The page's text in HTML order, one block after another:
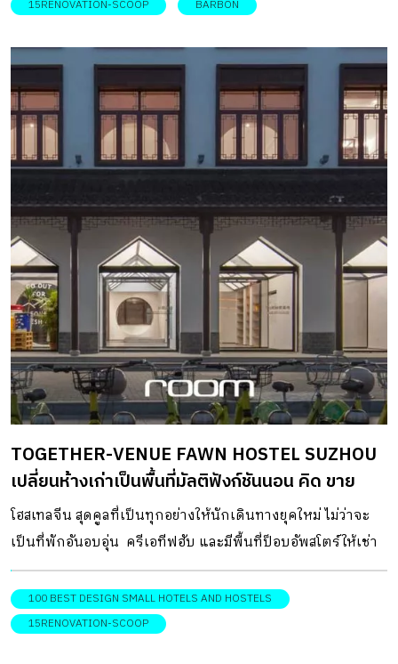
อีกทั้งยังรื้อฝ้าเพดานเดิมออกช่วยให้ทุกห้องมีเพดานที่สูงขึ้น คุม
โทนด้วยการใช้สีโมโนโทนสร้างความรู้สึกผ่อนคลายเอื้อต่อการ
พักผ่อนอย่างแท้จริง Idea to steal สร้างความเป็นอันหนึ่งอัน
เดียวให้กับสเปซด้วยการสร้างเส้นต่อเนื่องกันจากฝ้าเพดานต่อ
เนื่องมาถึงผนัง และตัดด้วยวงกบเส้นโค้งในตำแหน่งที่เปลี่ยน
ตำบลศรีภูมิ […]
ต่อเนื่องตั้งแต่หน้าถนนทรงวาด ไปจนจรดริมแม่น้ำเจ้าพระยา
ตลอด 50 เมตรเลยทีเดียว จุดเริ่มต้นของชื่อ Hostel Urby
Bangkok เกิดจากคำแสลงของคำว่า Urban ซึ่งตั้งโดยหุ้นส่วน
ทั้งสามที่เรียนจบมาจากคณะสถาปัตยกรรมศาสตร์ สาขา
ผังเมือง จุฬาลงกรณ์มหาวิทยาลัย โดยพวกเขาได้ค้นหาทำเลที่มี
ศักยภาพเหมาะสม จนในสุดท้ายก็ตัดสินใจเลือกห้องเย็นแห่ง
แรกของประเทศไทย ซึ่งเป็นอาคารคอนกรีตสมัยหลัง
สงครามโลกครั้งที่ 2 ที่ยังคงสภาพดีและแข็งแรงมารีโนเวตเป็น
โฮสเทลกรุงเทพ โดยมีพื้นฐานมาจากความชื่นชอบในการท่อง
เที่ยว แล้วนำประสบการณ์ต่าง ๆ ที่ได้พบเจอมา มาถ่ายทอดลง
ไปในโฮสเทลแห่งนี้ เริ่มจากการจัดวางฟังก์ชัน และกำหนด
ขนาดของเตียงให้อยู่ที่ 60 เตียง ในรูปแบบห้องพักแบบนอน
รวม (Dormitory) เป็นหลัก เพื่อตอบโจทย์แขกที่มาพักแบบ
เป็นกลุ่มเพื่อน ภายในตกแต่งโดยใช้ธีมสีขาว แล้วเติมด้วยสีเขียว
ในบางจังหวะ เพิ่มความอบอุ่นด้วยสีน้ำตาลจากไม้จริง ทั้งในส่วน
ของเฟอร์นิเจอร์ และองค์ประกอบต่าง ๆ พิเศษกับระเบียงไม้
ขนาดใหญ่ยาวตลอดแนวความกว้างของตึกที่อยู่ติดริมแม่น้ำ
เจ้าพระยา นอกจากนี้ยังมีคาเฟ่สุดชิคอย่าง Woodbrook […]
15RENOVATION-SCOOP BARBON
TOGETHER-VENUE FAWN HOSTEL SUZHOU
เปลี่ยนห้างเก่าเป็นพื้นที่มัลติฟังก์ชันนอน คิด ขาย
โฮสเทลจีน สุดคูลที่เป็นทุกอย่างให้นักเดินทางยุคใหม่ ไม่ว่าจะ
เป็นที่พักอันอบอุ่น ครีเอทีฟฮับ และมีพื้นที่ป็อบอัพสโตร์ให้เช่า
ฯลฯ โดยตั้งอยู่บริเวณใจกลางเมืองที่คึกคักที่สุดในเมืองซูโจว
สาธารณรัฐประชาชนจีน ในอดีตอาคารแห่งนี้คือห้างสรรพ
สินค้ายอดนิยมชื่อ Beiding ซึ่งมีประวัติมายาวนานตั้งแต่ยุค70’s
100 BEST DESIGN SMALL HOTELS AND HOSTELS
15RENOVATION-SCOOP